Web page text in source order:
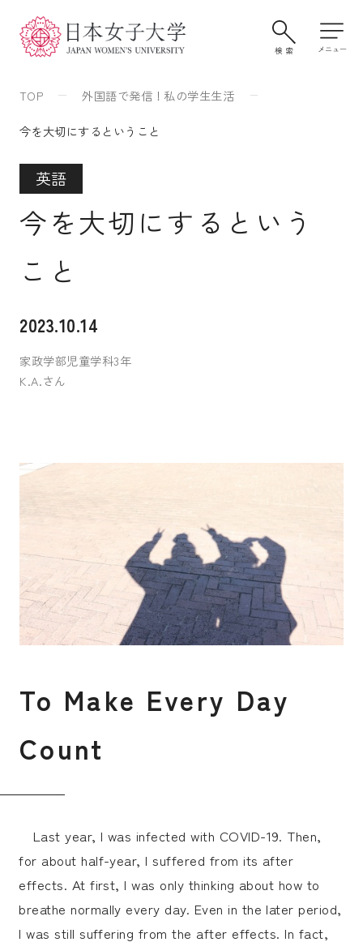
大学案内・学びの特色
学部・大学院
キャンパスライフ
研究
受験生の皆さま
在学生の皆さま
学校法人日本女子大学
附属豊明幼稚園
附属豊明小学校
附属高等学校
日本女子大学通信教育課程
附属機関等
TOP 外国語で発信！私の学生生活
今を大切にするということ
英語
今を大切にするという
こと
2023.10.14
家政学部児童学科3年
K.A.さん
To Make Every Day
Count
Last year, I was infected with COVID-19. Then,
for about half-year, I suffered from its after
effects. At first, I was only thinking about how to
breathe normally every day. Even in the later period,
I was still suffering from the after effects. In fact,